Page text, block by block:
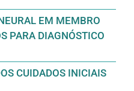
EM MEMBRO
PARA DIAGNÓSTICO
CUIDADOS INICIAIS